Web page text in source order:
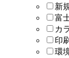
新
富
カ
印
環